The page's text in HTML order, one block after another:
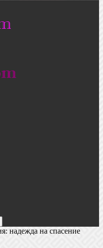
надежда на спасение